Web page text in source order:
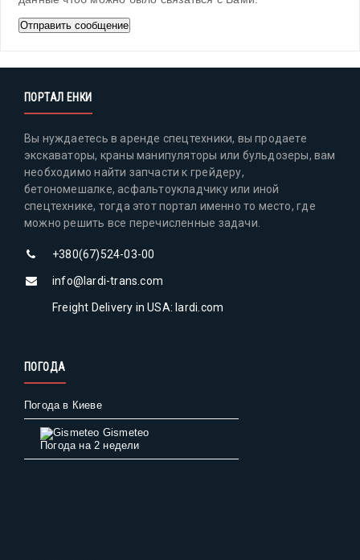
ПОРТАЛ ЕНКИ
Вы нуждаетесь в аренде спецтехники, вы продаете
экскаваторы, краны манипуляторы или бульдозеры, вам
необходимо найти запчасти к грейдеру,
бетономешалке, асфальтоукладчику или иной
спецтехнике, тогда этот портал именно то место, где
можно решить все перечисленные задачи.
+380(67)524-03-00
info@lardi-trans.com
Freight Delivery in USA: lardi.com
ПОГОДА
Погода в Киеве
Gismeteo
Погода на 2 недели